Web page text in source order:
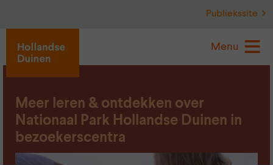
Publiekssite
Menu
Meer leren & ontdekken over
Nationaal Park Hollandse Duinen in
bezoekerscentra